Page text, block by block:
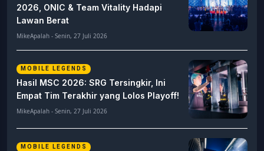
2026, ONIC & Team Vitality Hadapi
Lawan Berat
MikeApalah - Senin, 27 Juli 2026
MOBILE LEGENDS
Hasil MSC 2026: SRG Tersingkir, Ini
Empat Tim Terakhir yang Lolos Playoff!
MikeApalah - Senin, 27 Juli 2026
MOBILE LEGENDS